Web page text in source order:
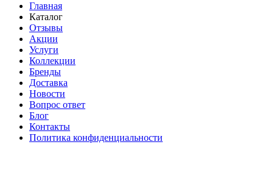
Главная
Каталог
Отзывы
Акции
Услуги
Коллекции
Бренды
Доставка
Новости
Вопрос ответ
Блог
Контакты
Политика конфиденциальности